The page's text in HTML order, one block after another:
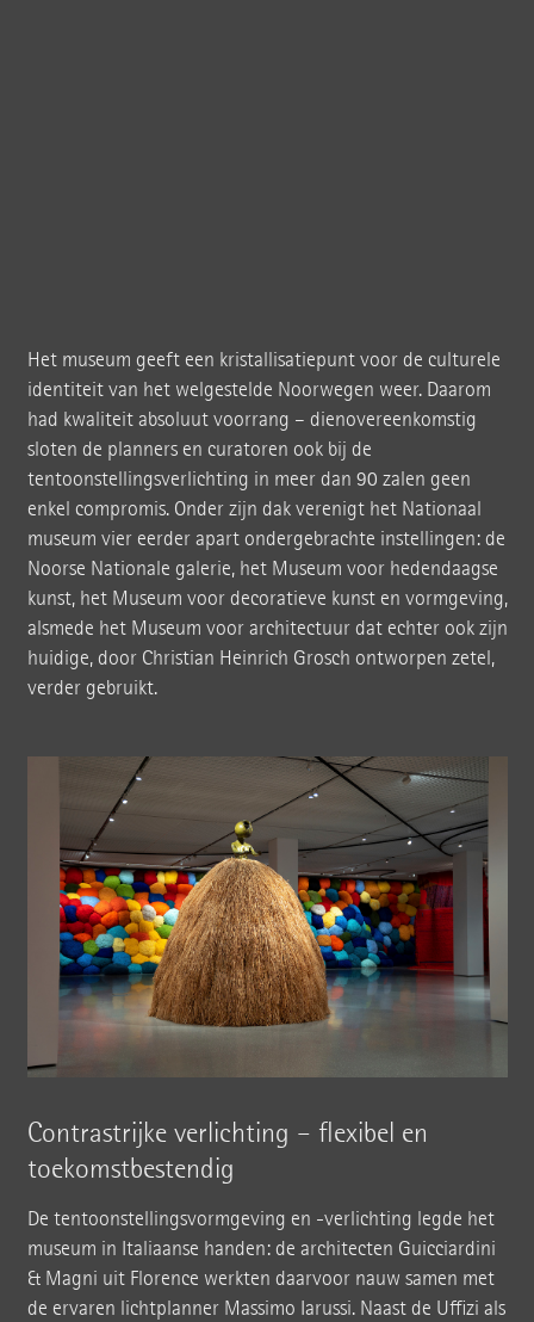
Het museum geeft een kristallisatiepunt voor de culturele
identiteit van het welgestelde Noorwegen weer. Daarom
had kwaliteit absoluut voorrang – dienovereenkomstig
sloten de planners en curatoren ook bij de
tentoonstellingsverlichting in meer dan 90 zalen geen
enkel compromis. Onder zijn dak verenigt het Nationaal
museum vier eerder apart ondergebrachte instellingen: de
Noorse Nationale galerie, het Museum voor hedendaagse
kunst, het Museum voor decoratieve kunst en vormgeving,
alsmede het Museum voor architectuur dat echter ook zijn
huidige, door Christian Heinrich Grosch ontworpen zetel,
verder gebruikt.
Contrastrijke verlichting – flexibel en
toekomstbestendig
De tentoonstellingsvormgeving en -verlichting legde het
museum in Italiaanse handen: de architecten Guicciardini
& Magni uit Florence werkten daarvoor nauw samen met
de ervaren lichtplanner Massimo Iarussi. Naast de Uffizi als